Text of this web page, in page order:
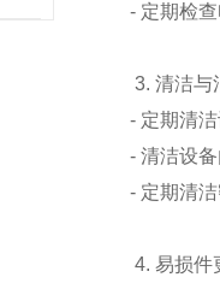
- 定期检
3. 清洁与
- 定期清
- 清洁设
- 定期清
4. 易损件